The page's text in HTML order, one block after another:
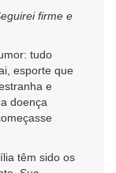
firme e
tudo
esporte que
e
doença
têm sido os